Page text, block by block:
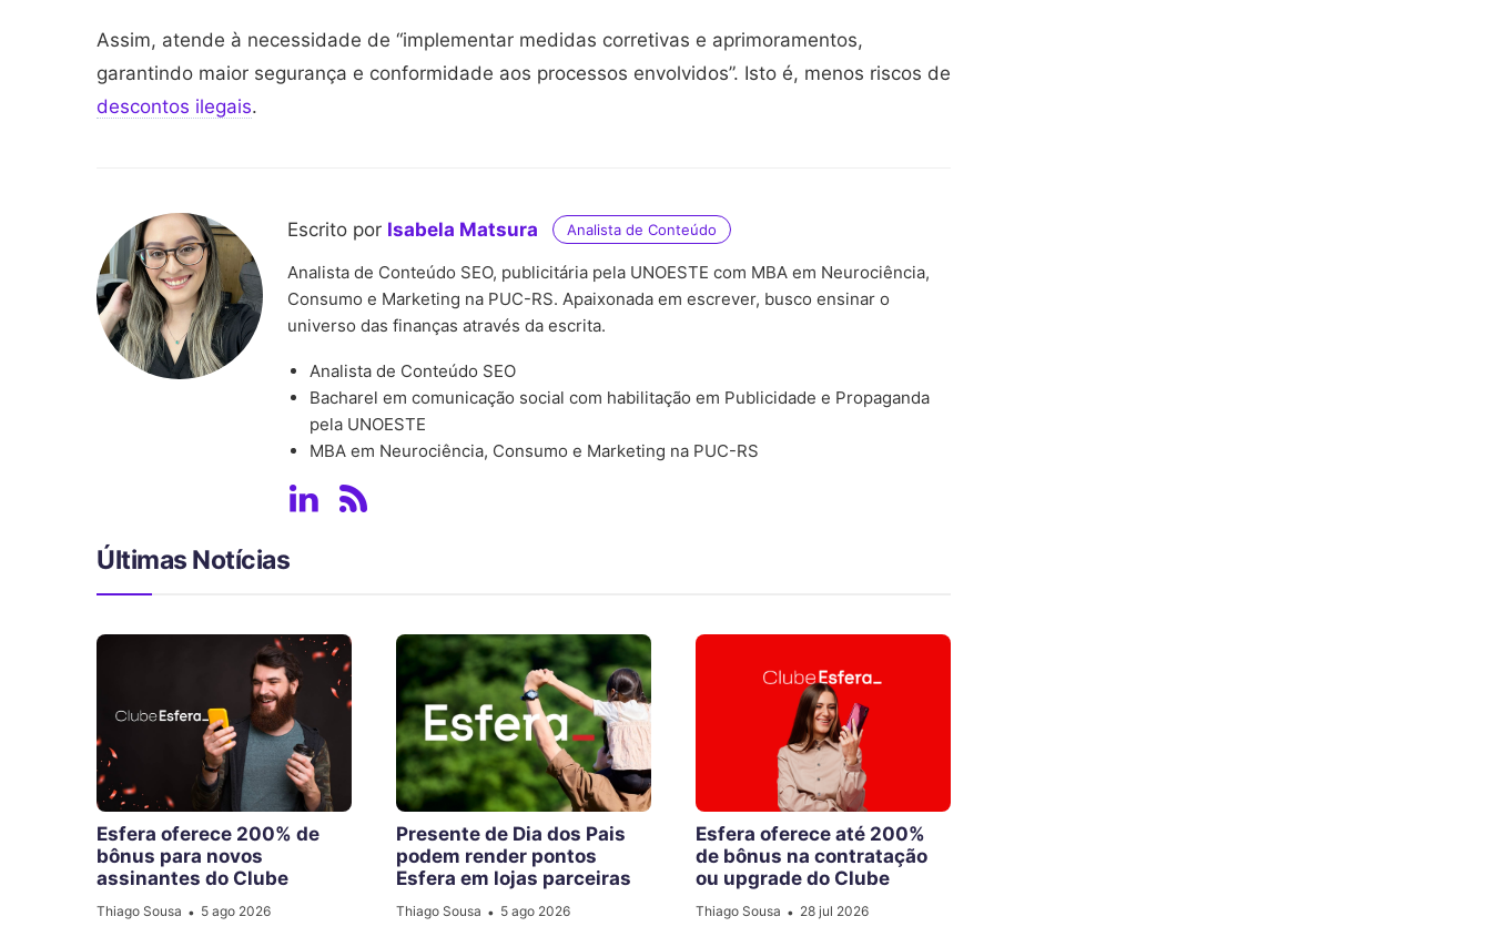
Assim, atende à necessidade de “implementar medidas corretivas e aprimoramentos,
garantindo maior segurança e conformidade aos processos envolvidos”. Isto é, menos riscos de
descontos ilegais.
Escrito por Isabela Matsura Analista de Conteúdo
Analista de Conteúdo SEO, publicitária pela UNOESTE com MBA em Neurociência,
Consumo e Marketing na PUC-RS. Apaixonada em escrever, busco ensinar o
universo das finanças através da escrita.
Analista de Conteúdo SEO
Bacharel em comunicação social com habilitação em Publicidade e Propaganda
pela UNOESTE
MBA em Neurociência, Consumo e Marketing na PUC-RS
Últimas Notícias
Esfera oferece 200% de
bônus para novos
assinantes do Clube
Thiago Sousa • 5 ago 2026
Presente de Dia dos Pais
podem render pontos
Esfera em lojas parceiras
Thiago Sousa • 5 ago 2026
Esfera oferece até 200%
de bônus na contratação
ou upgrade do Clube
Thiago Sousa • 28 jul 2026